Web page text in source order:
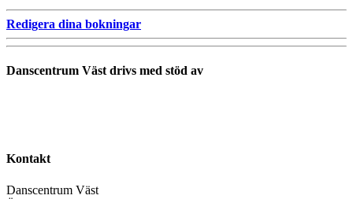
Redigera dina bokningar
Danscentrum Väst drivs med stöd av
Kontakt
Danscentrum Väst